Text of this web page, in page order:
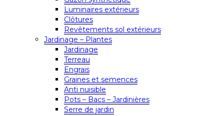
Luminaires extérieurs
Clôtures
Revêtements sol extérieurs
Jardinage – Plantes
Jardinage
Terreau
Engrais
Graines et semences
Anti nuisible
Pots – Bacs – Jardinières
Serre de jardin